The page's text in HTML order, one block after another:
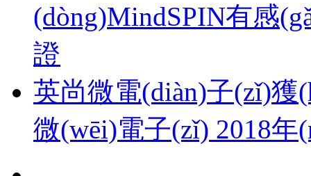
(dòng)MindSPIN有感
證
英尚微電(diàn)子(zǐ)獲
微(wēi)電子(zǐ) 2018年